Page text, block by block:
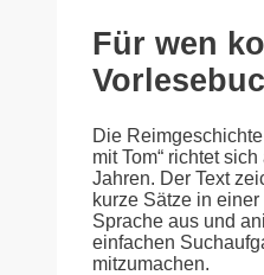
Für wen
Die
mit Tom“ richtet
Jahren. Der Text
kurze Sätze in
Sprache aus und
einfachen
mitzumachen.